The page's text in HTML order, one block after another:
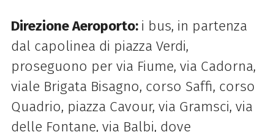
Direzione Aeroporto: i bus, in partenza
dal capolinea di piazza Verdi,
proseguono per via Fiume, via Cadorna,
viale Brigata Bisagno, corso Saffi, corso
Quadrio, piazza Cavour, via Gramsci, via
delle Fontane, via Balbi, dove